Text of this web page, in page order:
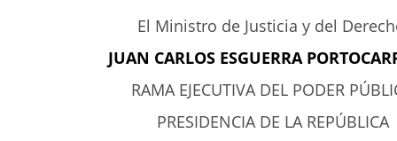
El Ministro de Justicia y del
JUAN CARLOS ESGUERRA
RAMA EJECUTIVA DEL PODER
PRESIDENCIA DE LA REPÚBLICA